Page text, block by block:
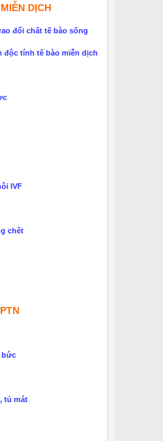
DỊCH
đổi chất tế bào sống
độc tính tế bào miễn dịch
IVF
chết
bức
tủ mát